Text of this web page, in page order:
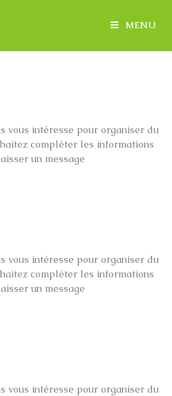
MENU
vous intéresse pour organiser du
compléter les informations
un message
vous intéresse pour organiser du
compléter les informations
un message
vous intéresse pour organiser du